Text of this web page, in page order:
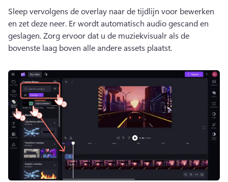
Sleep vervolgens de overlay naar de tijdlijn voor bewerken
en zet deze neer. Er wordt automatisch audio gescand en
geslagen. Zorg ervoor dat u de muziekvisualr als de
bovenste laag boven alle andere assets plaatst.